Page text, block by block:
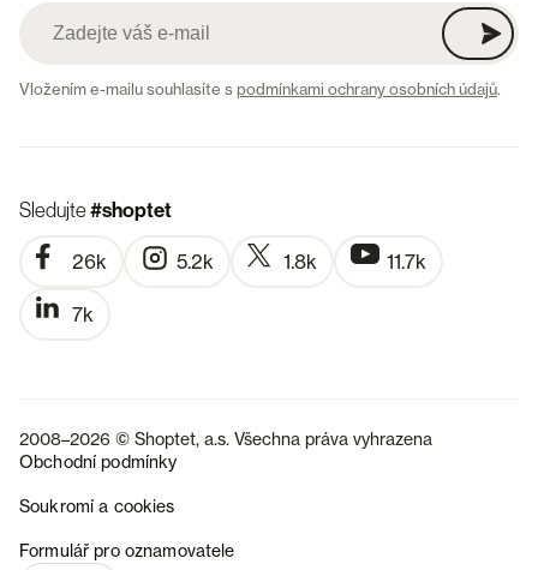
Vložením e-mailu souhlasíte spodmínkami ochrany osobních údajů.
Sledujte#shoptet
26k 5.2k 1.8k 11.7k
7k
2008–2026 © Shoptet, a.s. Všechna práva vyhrazena
Obchodní podmínky
Soukromí a cookies
Formulář pro oznamovatele